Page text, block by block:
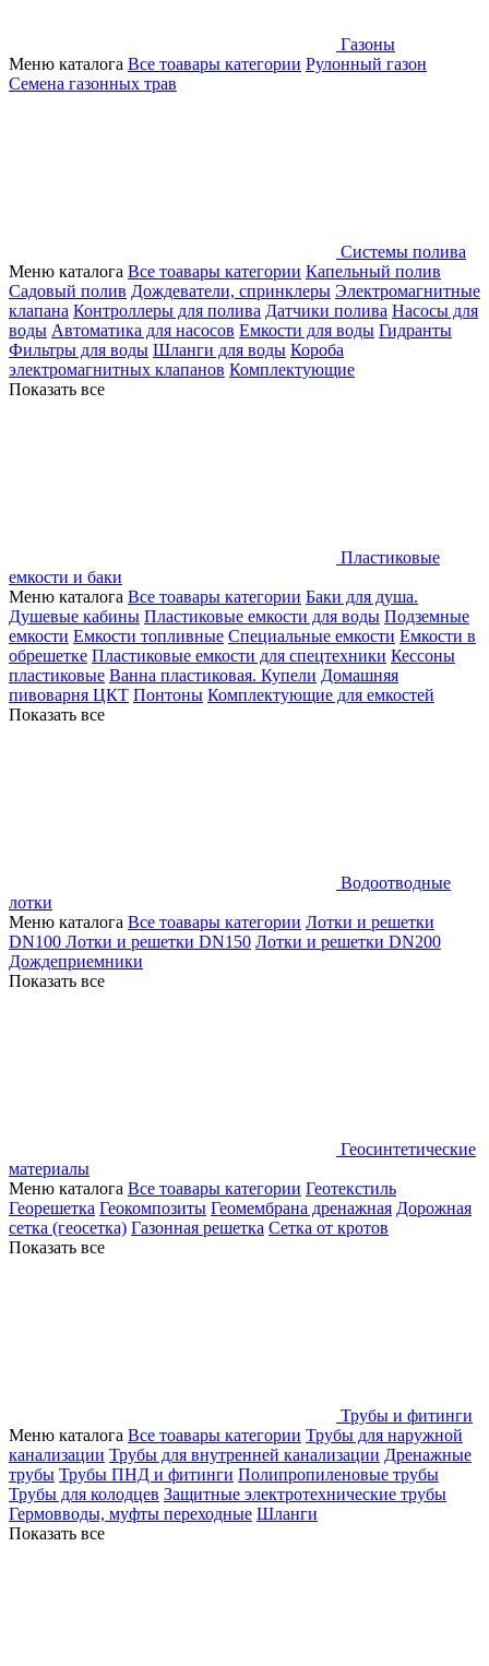
Газоны
Меню каталога Все тоавары категории Рулонный газон
Семена газонных трав
Системы полива
Меню каталога Все тоавары категории Капельный полив
Садовый полив Дождеватели, спринклеры Электромагнитные
клапана Контроллеры для полива Датчики полива Насосы для
воды Автоматика для насосов Емкости для воды Гидранты
Фильтры для воды Шланги для воды Короба
электромагнитных клапанов Комплектующие
Показать все
Пластиковые
емкости и баки
Меню каталога Все тоавары категории Баки для душа.
Душевые кабины Пластиковые емкости для воды Подземные
емкости Емкости топливные Специальные емкости Емкости в
обрешетке Пластиковые емкости для спецтехники Кессоны
пластиковые Ванна пластиковая. Купели Домашняя
пивоварня ЦКТ Понтоны Комплектующие для емкостей
Показать все
Водоотводные
лотки
Меню каталога Все тоавары категории Лотки и решетки
DN100 Лотки и решетки DN150 Лотки и решетки DN200
Дождеприемники
Показать все
Геосинтетические
материалы
Меню каталога Все тоавары категории Геотекстиль
Георешетка Геокомпозиты Геомембрана дренажная Дорожная
сетка (геосетка) Газонная решетка Сетка от кротов
Показать все
Трубы и фитинги
Меню каталога Все тоавары категории Трубы для наружной
канализации Трубы для внутренней канализации Дренажные
трубы Трубы ПНД и фитинги Полипропиленовые трубы
Трубы для колодцев Защитные электротехнические трубы
Гермовводы, муфты переходные Шланги
Показать все